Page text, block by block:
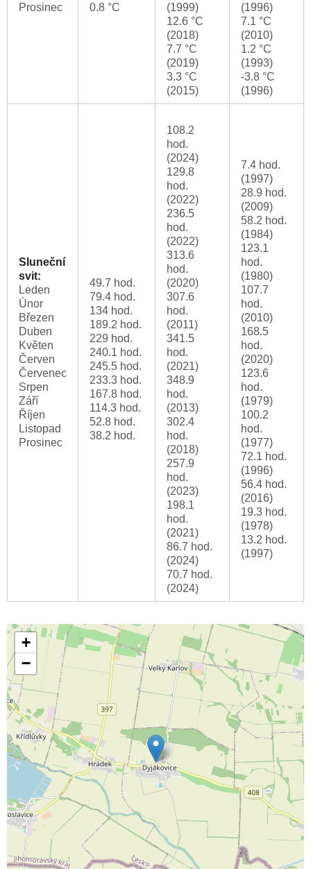
Prosinec
0.8 °C
(1999)
12.6 °C
(2018)
7.7 °C
(2019)
3.3 °C
(2015)
(1996)
7.1 °C
(2010)
1.2 °C
(1993)
-3.8 °C
(1996)
Sluneční
svit:
Leden
Únor
Březen
Duben
Květen
Červen
Červenec
Srpen
Září
Říjen
Listopad
Prosinec
49.7 hod.
79.4 hod.
134 hod.
189.2 hod.
229 hod.
240.1 hod.
245.5 hod.
233.3 hod.
167.8 hod.
114.3 hod.
52.8 hod.
38.2 hod.
108.2
hod.
(2024)
129.8
hod.
(2022)
236.5
hod.
(2022)
313.6
hod.
(2020)
307.6
hod.
(2011)
341.5
hod.
(2021)
348.9
hod.
(2013)
302.4
hod.
(2018)
257.9
hod.
(2023)
198.1
hod.
(2021)
86.7 hod.
(2024)
70.7 hod.
(2024)
7.4 hod.
(1997)
28.9 hod.
(2009)
58.2 hod.
(1984)
123.1
hod.
(1980)
107.7
hod.
(2010)
168.5
hod.
(2020)
123.6
hod.
(1979)
100.2
hod.
(1977)
72.1 hod.
(1996)
56.4 hod.
(2016)
19.3 hod.
(1978)
13.2 hod.
(1997)
+
−